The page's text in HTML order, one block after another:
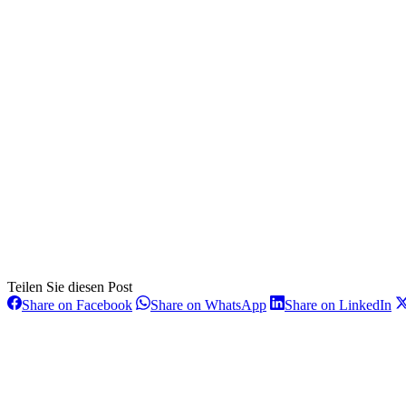
Teilen Sie diesen Post
Share on FacebookShareShare on WhatsAppShareShare on LinkedIn